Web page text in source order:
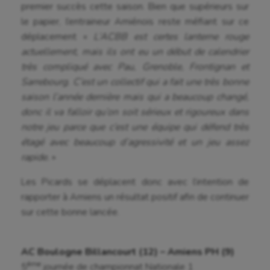
Fitness
Flag football
Football américain
Golf
Gymnastique
Haltérophilie
Handisport
Jeux Olympiques et Paralympiques
premier succès cette saison. Bien que supérieurs sur
le papier, l’entraineur Amiénois reste méfiant sur ce
déplacement «
L’ACBB est certes lanterne rouge
actuellement, mais ils ont eu un début de calendrier
très compliqué avec Pau, Grenoble, Frontignan et
Sarrebourg. C’est un collectif qui a fait une très bonne
saison l’année dernière mais qui a beaucoup changé,
donc il va falloir qu’on soit sérieux et rigoureux dans
notre jeu parce que c’est une équipe qui défend très
étagé avec beaucoup d’agressivité et un jeu assez
rapide.
Les Picards se déplacent donc avec l’intention de
rapporter à Amiens un résultat positif afin de continuer
sur cette bonne lancée.
AC Boulogne Billancourt (12) – Amiens PH (9)
ème journée de championnat Nationale 1